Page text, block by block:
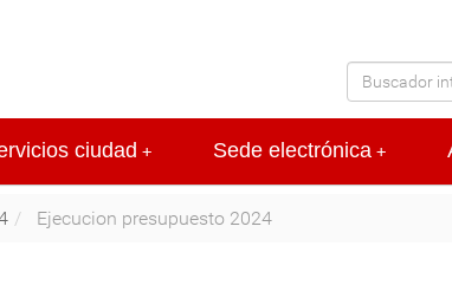
+
ciudad +
Sede electrónica
Ejecucion presupuesto 2024